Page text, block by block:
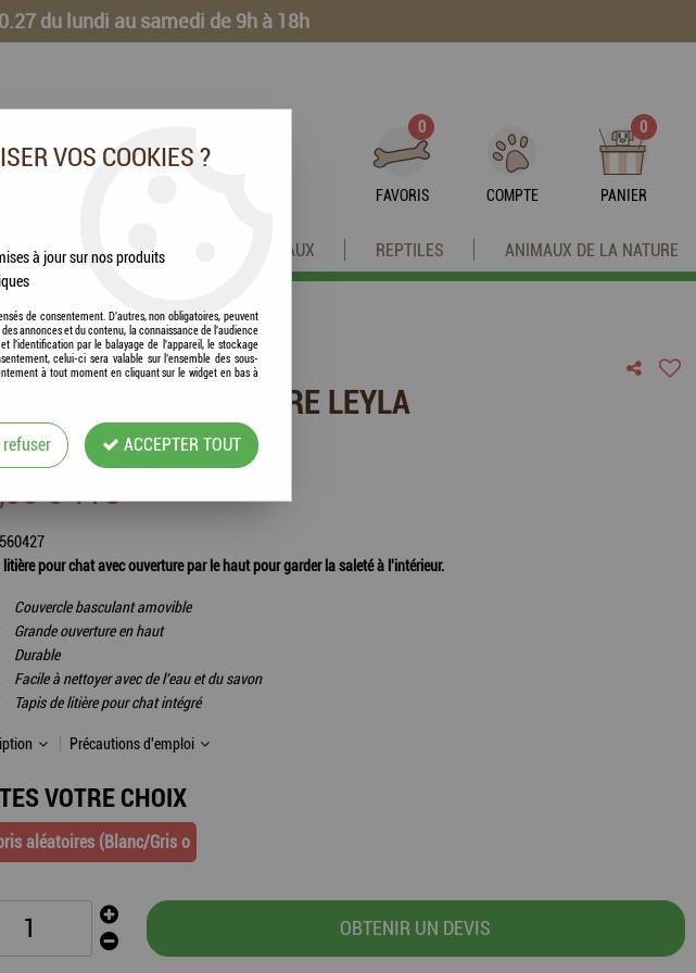
du lundi au samedi de 9h à 18h
0
FAVORIS COMPTE
0
PANIER
ANIMAUX DE LA FERME OISEAUX REPTILES ANIMAUX DE LA NATURE
- BAC À LITIÈRE LEYLA
le premier à donner votre avis !
,95 €TTC
560427
litière pour chat avec ouverture par le haut pour garder la saleté à l'intérieur.
Couvercle basculant amovible
Grande ouverture en haut
Durable
Facile à nettoyer avec de l'eau et du savon
Tapis de litière pour chat intégré
Précautions d'emploi
VOTRE CHOIX
aléatoires (Blanc/Gris o
OBTENIR UN DEVIS
VOS COOKIES ?
à jour sur nos produits
de consentement. D'autres, non obligatoires, peuvent
annonces et du contenu, la connaissance de l'audience
l'identification par le balayage de l'appareil, le stockage
celui-ci sera valable sur l’ensemble des sous-
à tout moment en cliquant sur le widget en bas à
ACCEPTER TOUT